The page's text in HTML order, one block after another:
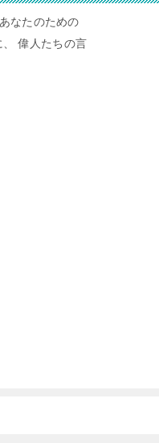
なたのための
、 偉人たちの言